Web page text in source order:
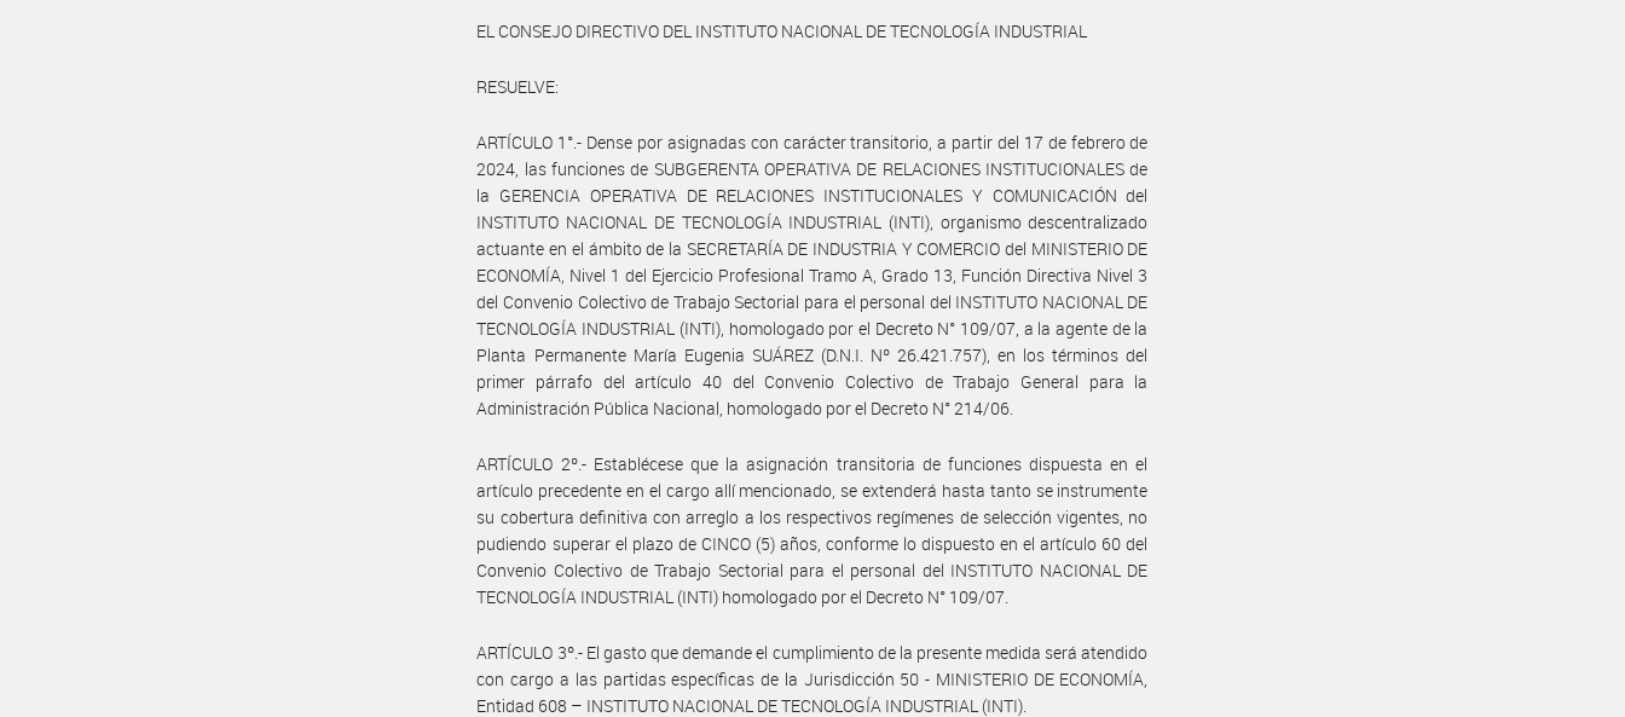
EL CONSEJO DIRECTIVO DEL INSTITUTO NACIONAL DE TECNOLOGÍA INDUSTRIAL
RESUELVE:
ARTÍCULO 1°.- Dense por asignadas con carácter transitorio, a partir del 17 de febrero de
2024, las funciones de SUBGERENTA OPERATIVA DE RELACIONES INSTITUCIONALES de
la GERENCIA OPERATIVA DE RELACIONES INSTITUCIONALES Y COMUNICACIÓN del
INSTITUTO NACIONAL DE TECNOLOGÍA INDUSTRIAL (INTI), organismo descentralizado
actuante en el ámbito de la SECRETARÍA DE INDUSTRIA Y COMERCIO del MINISTERIO DE
ECONOMÍA, Nivel 1 del Ejercicio Profesional Tramo A, Grado 13, Función Directiva Nivel 3
del Convenio Colectivo de Trabajo Sectorial para el personal del INSTITUTO NACIONAL DE
TECNOLOGÍA INDUSTRIAL (INTI), homologado por el Decreto N° 109/07, a la agente de la
Planta Permanente María Eugenia SUÁREZ (D.N.I. Nº 26.421.757), en los términos del
primer párrafo del artículo 40 del Convenio Colectivo de Trabajo General para la
Administración Pública Nacional, homologado por el Decreto N° 214/06.
ARTÍCULO 2º.- Establécese que la asignación transitoria de funciones dispuesta en el
artículo precedente en el cargo allí mencionado, se extenderá hasta tanto se instrumente
su cobertura definitiva con arreglo a los respectivos regímenes de selección vigentes, no
pudiendo superar el plazo de CINCO (5) años, conforme lo dispuesto en el artículo 60 del
Convenio Colectivo de Trabajo Sectorial para el personal del INSTITUTO NACIONAL DE
TECNOLOGÍA INDUSTRIAL (INTI) homologado por el Decreto N° 109/07.
ARTÍCULO 3º.- El gasto que demande el cumplimiento de la presente medida será atendido
con cargo a las partidas específicas de la Jurisdicción 50 - MINISTERIO DE ECONOMÍA,
Entidad 608 – INSTITUTO NACIONAL DE TECNOLOGÍA INDUSTRIAL (INTI).